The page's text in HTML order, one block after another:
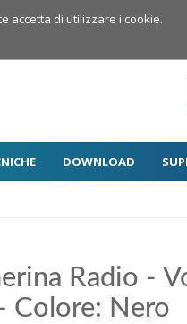
DOWNLOAD
Radio -
Colore: Nero
accetta di utilizzare i cookie.